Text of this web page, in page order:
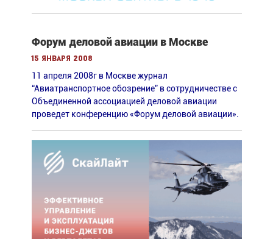
Форум деловой авиации в Москве
15 января 2008
11 апреля 2008г в Москве журнал
“Авиатранспортное обозрение” в сотрудничестве c
Объединенной ассоциацией деловой авиации
проведет конференцию «Форум деловой авиации».